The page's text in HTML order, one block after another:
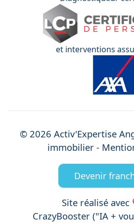
et interventions
© 2026 Activ'Expertise
immobilier -
Devenir
Site réalisé
CrazyBooster ("IA +